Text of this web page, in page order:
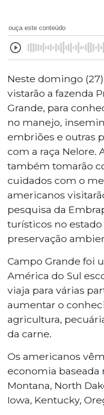
ouça este conteúdo
Neste domingo
vistarão a fazenda
Grande, para
no manejo,
embriões e outras
com a raça Nelore.
também tomarão
cuidados com o
americanos
pesquisa da
turísticos no
preservação
Campo Grande foi
América do Sul
viaja para várias
aumentar o
agricultura,
da carne.
Os americanos
economia baseada
Montana, North
Iowa, Kentucky,